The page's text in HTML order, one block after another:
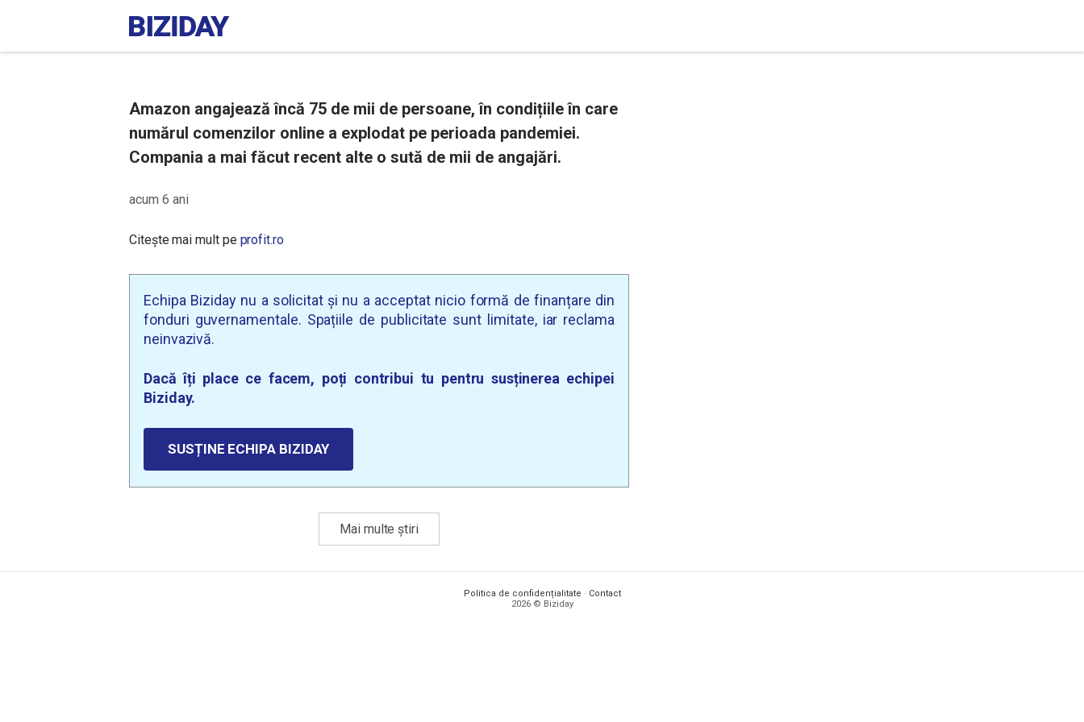
Amazon angajează încă 75 de mii de persoane, în condițiile în care
numărul comenzilor online a explodat pe perioada pandemiei.
Compania a mai făcut recent alte o sută de mii de angajări.
acum 6 ani
Citește mai mult pe profit.ro
Echipa Biziday nu a solicitat și nu a acceptat nicio formă de finanțare din
fonduri guvernamentale. Spațiile de publicitate sunt limitate, iar reclama
neinvazivă.
Dacă îți place ce facem, poți contribui tu pentru susținerea echipei
Biziday.
SUSȚINE ECHIPA BIZIDAY
Mai multe știri
Politica de confidențialitate · Contact
2026 © Biziday